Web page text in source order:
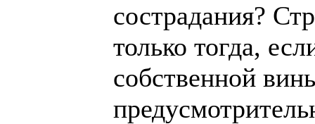
сострадания?
только тогда,
собственной